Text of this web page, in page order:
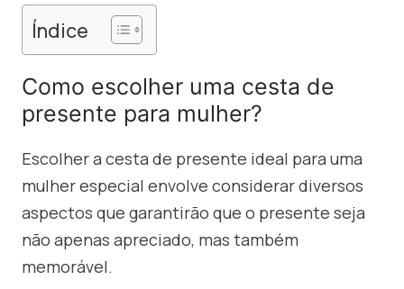
Índice
Como escolher uma cesta de
presente para mulher?
Escolher a cesta de presente ideal para uma
mulher especial envolve considerar diversos
aspectos que garantirão que o presente seja
não apenas apreciado, mas também
memorável.